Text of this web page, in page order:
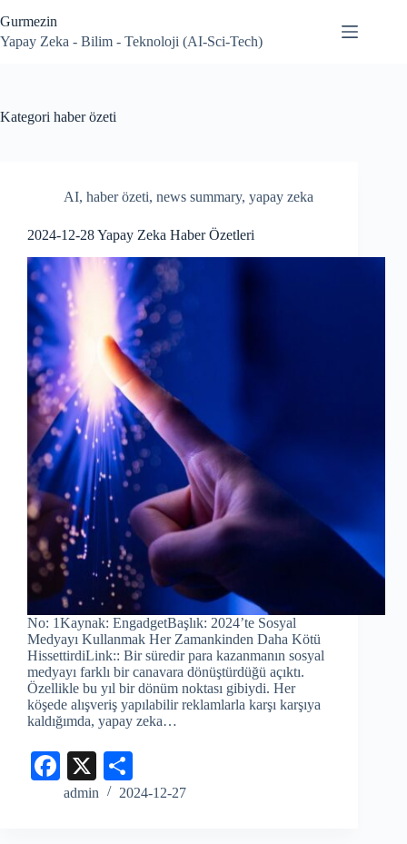
to
content
Gurmezin
Yapay Zeka - Bilim - Teknoloji (AI-Sci-Tech)
Kategori haber özeti
AI, haber özeti, news summary, yapay zeka
2024-12-28 Yapay Zeka Haber Özetleri
No: 1Kaynak: EngadgetBaşlık: 2024’te Sosyal
Medyayı Kullanmak Her Zamankinden Daha Kötü
HissettirdiLink:: Bir süredir para kazanmanın sosyal
medyayı farklı bir canavara dönüştürdüğü açıktı.
Özellikle bu yıl bir dönüm noktası gibiydi. Her
köşede alışveriş yapılabilir reklamlarla karşı karşıya
kaldığımda, yapay zeka…
Fa
ce
X
ha
admin 2024-12-27